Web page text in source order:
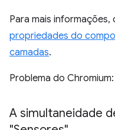
Para mais informações,
propriedades do
camadas.
Problema do Chromium:
A simultaneidade